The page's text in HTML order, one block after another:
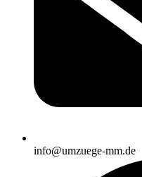
info@umzuege-mm.de